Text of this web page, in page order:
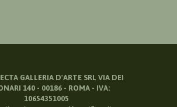
GALLERIA D'ARTE SRL VIA DEI
140 - 00186 - ROMA - IVA:
10654351005